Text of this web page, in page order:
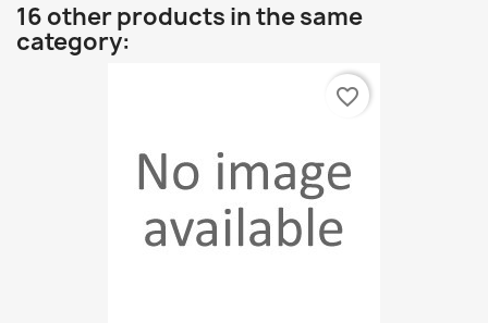
16 other products in the same
category:
favorite_border